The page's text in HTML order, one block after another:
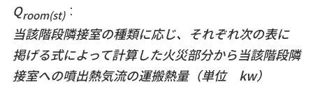
Qroom(st)：
当該階段隣接室の種類に応じ、それぞれ次の表に
掲げる式によって計算した火災部分から当該階段隣
接室への噴出熱気流の運搬熱量（単位 kw）